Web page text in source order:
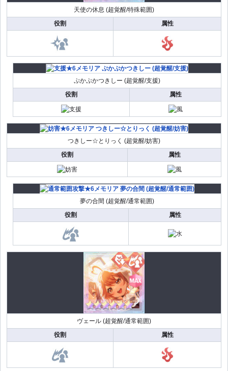
天使の休息 (超覚醒/特殊範囲)
役割
属性
ぷかぷかつきしー (超覚醒/支援)
役割
属性
つきしー☆とりっく (超覚醒/妨害)
役割
属性
夢の合間 (超覚醒/通常範囲)
役割
属性
ヴェール (超覚醒/通常範囲)
役割
属性